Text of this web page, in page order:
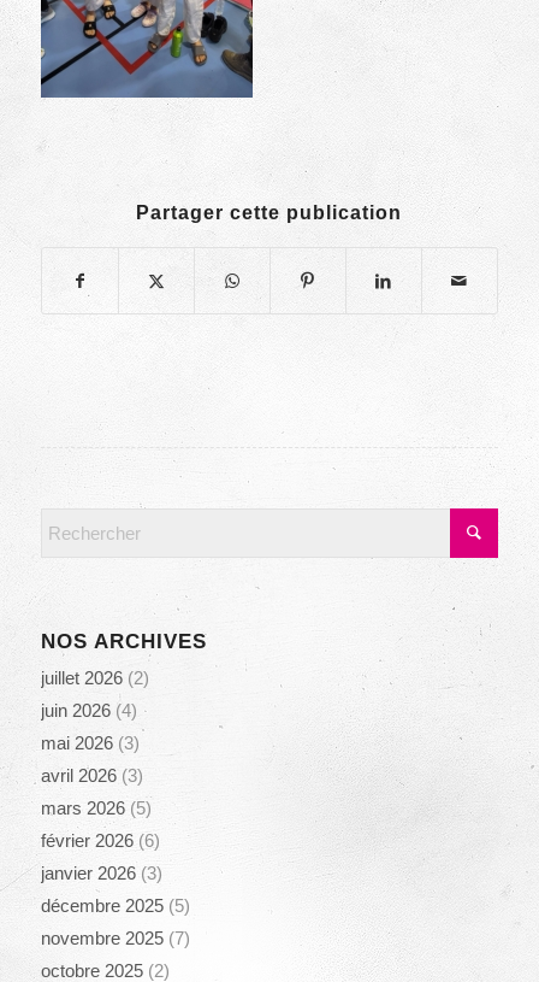
Partager cette publication
NOS ARCHIVES
juillet 2026(2)
juin 2026(4)
mai 2026(3)
avril 2026(3)
mars 2026(5)
février 2026(6)
janvier 2026(3)
décembre 2025(5)
novembre 2025(7)
octobre 2025(2)